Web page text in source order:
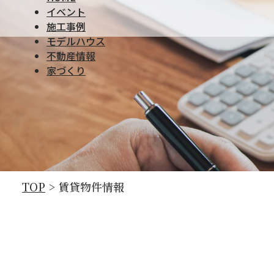
イベント
施工事例
モデルハウス
不動産情報
家づくり
コーポＮ Ｂ棟3ＤＫ（さくら市‐ア
TOP > 賃貸物件情報